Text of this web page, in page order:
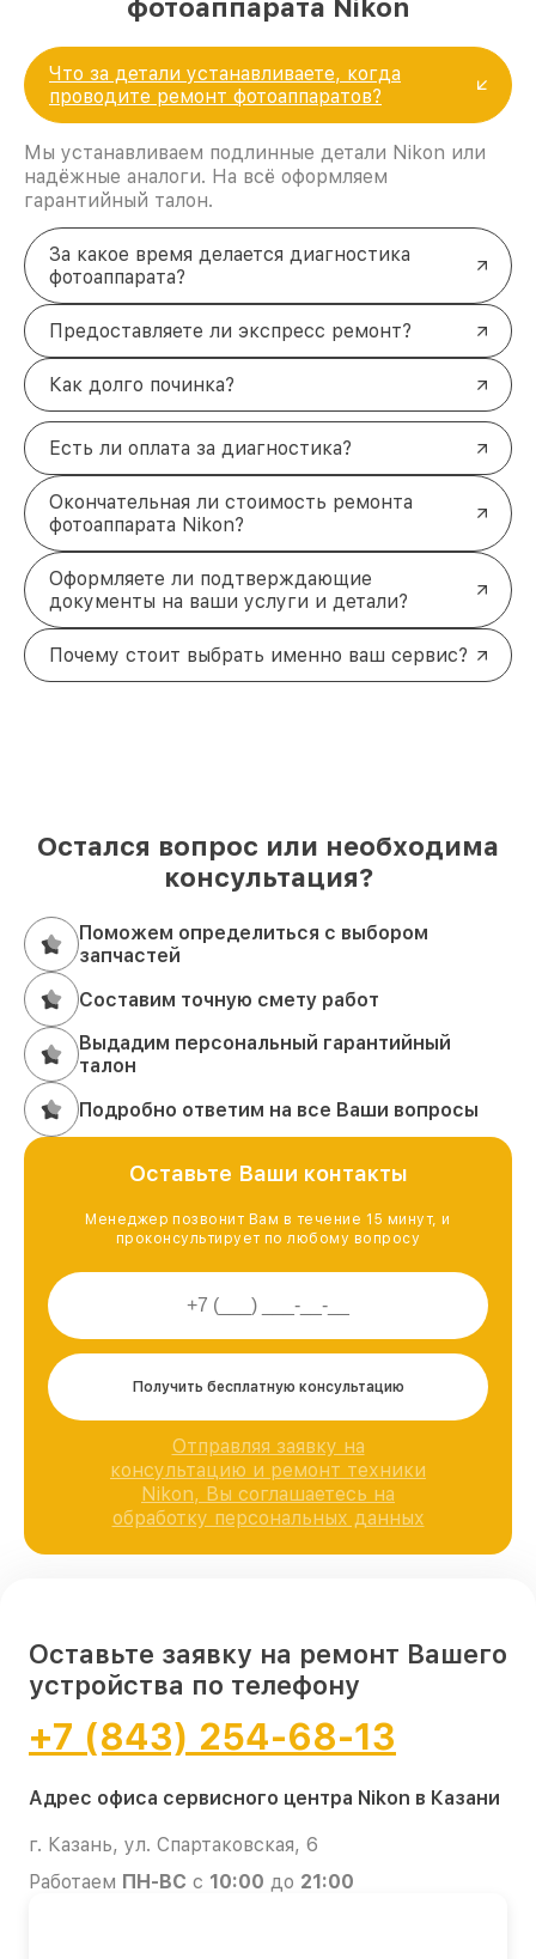
фотоаппарата Nikon
Что за детали устанавливаете, когда
проводите ремонт фотоаппаратов?
Мы устанавливаем подлинные детали Nikon или
надёжные аналоги. На всё оформляем
гарантийный талон.
За какое время делается диагностика
фотоаппарата?
Предоставляете ли экспресс ремонт?
Как долго починка?
Есть ли оплата за диагностика?
Окончательная ли стоимость ремонта
фотоаппарата Nikon?
Оформляете ли подтверждающие
документы на ваши услуги и детали?
Почему стоит выбрать именно ваш сервис?
Остался вопрос или необходима
консультация?
Поможем определиться с выбором
запчастей
Составим точную смету работ
Выдадим персональный гарантийный
талон
Подробно ответим на все Ваши вопросы
Оставьте Ваши контакты
Менеджер позвонит Вам в течение 15 минут, и
проконсультирует по любому вопросу
Получить бесплатную консультацию
Отправляя заявку на
консультацию и ремонт техники
Nikon, Вы соглашаетесь на
обработку персональных данных
Оставьте заявку на ремонт Вашего
устройства по телефону
+7 (843) 254-68-13
Адрес офиса сервисного центра Nikon в Казани
г. Казань, ул. Спартаковская, 6
Работаем ПН-ВС с 10:00 до 21:00